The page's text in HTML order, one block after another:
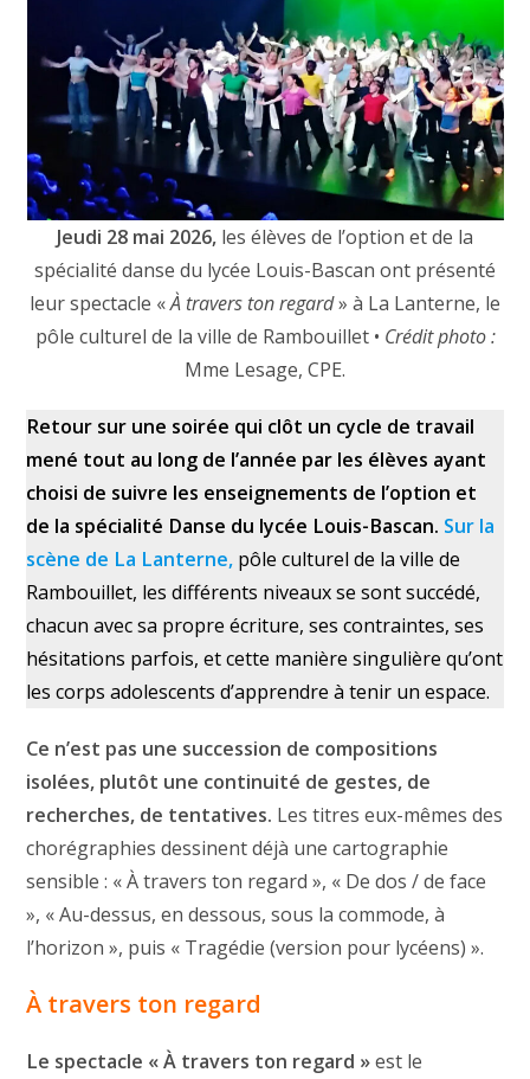
Jeudi 28 mai 2026, les élèves de l’option et de la
spécialité danse du lycée Louis-Bascan ont présenté
leur spectacle «À travers ton regard» à La Lanterne, le
pôle culturel de la ville de Rambouillet • Crédit photo :
Mme Lesage, CPE.
Retour sur une soirée qui clôt un cycle de travail
mené tout au long de l’année par les élèves ayant
choisi de suivre les enseignements de l’option et
de la spécialité Danse du lycée Louis-Bascan. Sur la
scène de La Lanterne, pôle culturel de la ville de
Rambouillet, les différents niveaux se sont succédé,
chacun avec sa propre écriture, ses contraintes, ses
hésitations parfois, et cette manière singulière qu’ont
les corps adolescents d’apprendre à tenir un espace.
Ce n’est pas une succession de compositions
isolées, plutôt une continuité de gestes, de
recherches, de tentatives. Les titres eux-mêmes des
chorégraphies dessinent déjà une cartographie
sensible : « À travers ton regard », « De dos / de face
», « Au-dessus, en dessous, sous la commode, à
l’horizon », puis « Tragédie (version pour lycéens) ».
À travers ton regard
Le spectacle « À travers ton regard »est le